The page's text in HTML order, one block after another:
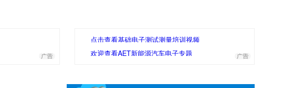
点击查看基础电子测试测量培训视频
欢迎查看AET新能源汽车电子专题